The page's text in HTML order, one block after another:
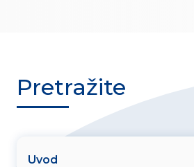
Pretražite
Uvod